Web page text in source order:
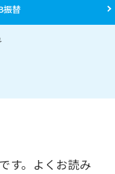
振替
す。よくお読み